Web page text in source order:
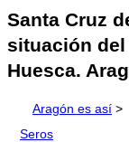
Santa Cruz
situación
Huesca.
Aragón es así >
Seros